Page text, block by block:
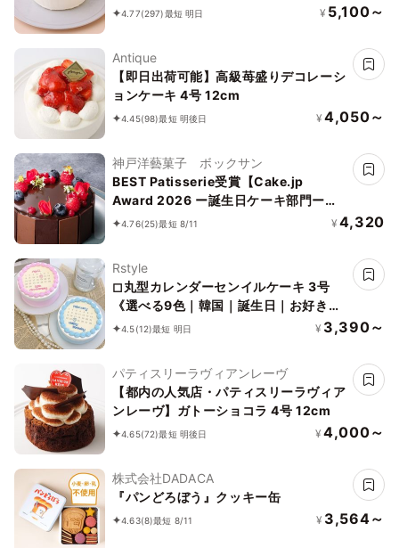
べます♪
4.77(297)最短 明日 ¥ 5,100～
Antique
【即日出荷可能】高級苺盛りデコレーシ
ョンケーキ 4号 12cm
4.45(98)最短 明後日 ¥ 4,050～
神戸洋藝菓子 ボックサン
BEST Patisserie受賞【Cake.jp
Award 2026 ー誕生日ケーキ部門ー】
【神戸洋藝菓子ボックサン】ショコラ・
4.76(25)最短 8/11 ¥ 4,320
Rstyle
◻︎丸型カレンダーセンイルケーキ 3号
《選べる9色｜韓国｜誕生日｜お好きな
日付とメッセージ♪》
4.5(12)最短 明日 ¥ 3,390～
パティスリーラヴィアンレーヴ
【都内の人気店・パティスリーラヴィア
ンレーヴ】ガトーショコラ 4号 12cm
4.65(72)最短 明後日 ¥ 4,000～
株式会社DADACA
『パンどろぼう』クッキー缶
4.63(8)最短 8/11 ¥ 3,564～